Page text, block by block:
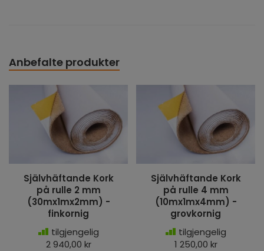
Anbefalte produkter
Självhäftande Kork
på rulle 2 mm
(30mx1mx2mm) -
finkornig
tilgjengelig
2 940,00 kr
Självhäftande Kork
på rulle 4 mm
(10mx1mx4mm) -
grovkornig
tilgjengelig
1 250,00 kr